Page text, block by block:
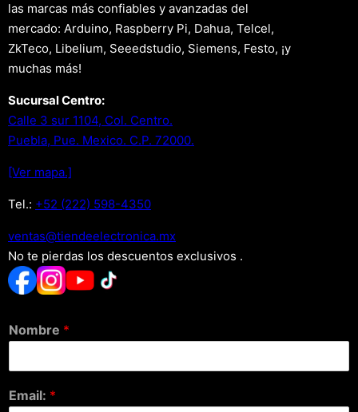
las marcas más confiables y avanzadas del
mercado: Arduino, Raspberry Pi, Dahua, Telcel,
ZkTeco, Libelium, Seeedstudio, Siemens, Festo, ¡y
muchas más!
Sucursal Centro:
Calle 3 sur 1104, Col. Centro.
Puebla, Pue. Mexico. C.P. 72000.
[Ver mapa.]
Tel.: +52 (222) 598-4350
xm.acinortceleedneit@satnev
No te pierdas los descuentos exclusivos .
Nombre *
Email: *